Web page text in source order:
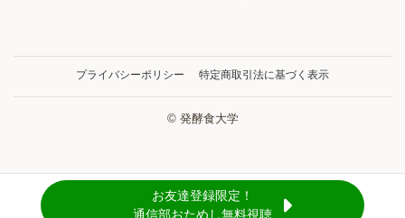
プライバシーポリシー 特定商取引法に基づく表示
© 発酵食大学
お友達登録限定！
通信部おためし無料視聴